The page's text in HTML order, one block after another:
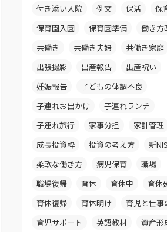
付き添い入院
例文 保活
保
保育園入園
保育園準備
働き方
共働き
共働き夫婦
共働き家庭
出張撮影
出産報告
出産祝い
妊娠報告
子どもの体調不良
子連れお出かけ
子連れランチ
子連れ旅行
家事分担
家計管理
成長投資枠
投資の考え方
新
柔軟な働き方
病児保育
職場
職場復帰
育休 育休中
育休
育休復帰
育休明け
育児と仕事
育児サポート
英語教材 資産形